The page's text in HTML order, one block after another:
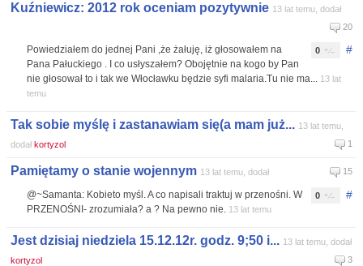
Kuźniewicz: 2012 rok oceniam pozytywnie 13 lat temu, dodał
20
#
0
Powiedziałem do jednej Pani ,że żałuję, iż głosowałem na
Pana Pałuckiego . I co usłyszałem? Obojętnie na kogo by Pan
nie głosował to i tak we Włocławku będzie syfi malaria.Tu nie ma... 13 lat
temu
Tak sobie myślę i zastanawiam się(a mam już... 13 lat temu,
dodał kortyzol 1
Pamiętamy o stanie wojennym 13 lat temu, dodał 15
#
0
@~Samanta: Kobieto myśl. A co napisali traktuj w przenośni. W
PRZENOŚNI- zrozumiała? a ? Na pewno nie. 13 lat temu
Jest dzisiaj niedziela 15.12.12r. godz. 9;50 i... 13 lat temu, dodał
kortyzol
3